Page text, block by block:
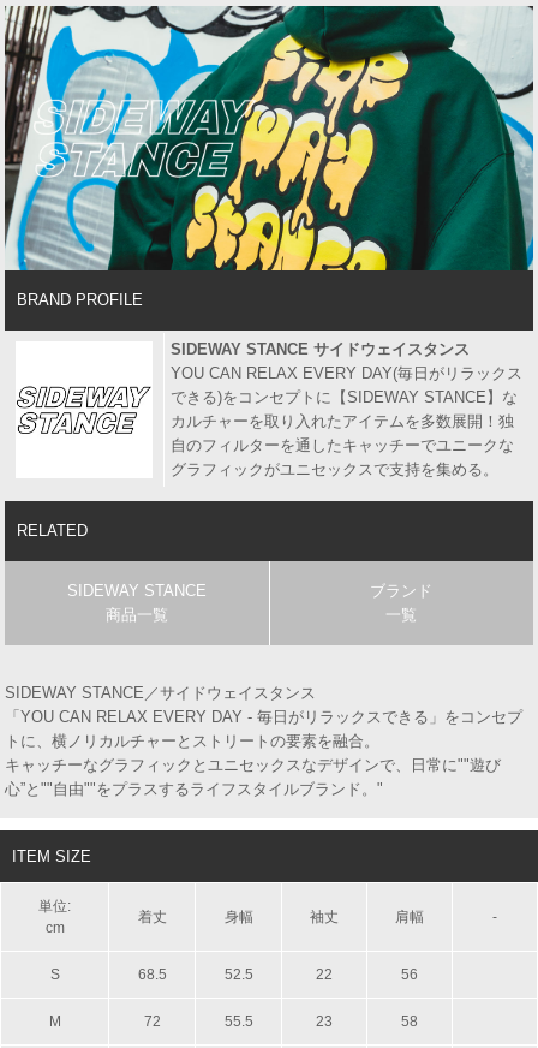
BRAND PROFILE
SIDEWAY STANCE サイドウェイスタンス
YOU CAN RELAX EVERY DAY(毎日がリラックス
できる)をコンセプトに【SIDEWAY STANCE】な
カルチャーを取り入れたアイテムを多数展開！独
自のフィルターを通したキャッチーでユニークな
グラフィックがユニセックスで支持を集める。
RELATED
SIDEWAY STANCE
商品一覧
ブランド
一覧
SIDEWAY STANCE／サイドウェイスタンス
「YOU CAN RELAX EVERY DAY - 毎日がリラックスできる」をコンセプ
トに、横ノリカルチャーとストリートの要素を融合。
キャッチーなグラフィックとユニセックスなデザインで、日常に""遊び
心”と""自由""をプラスするライフスタイルブランド。"
ITEM SIZE
単位:
cm
着丈 身幅 袖丈 肩幅 -
S 68.5 52.5 22 56
M 72 55.5 23 58